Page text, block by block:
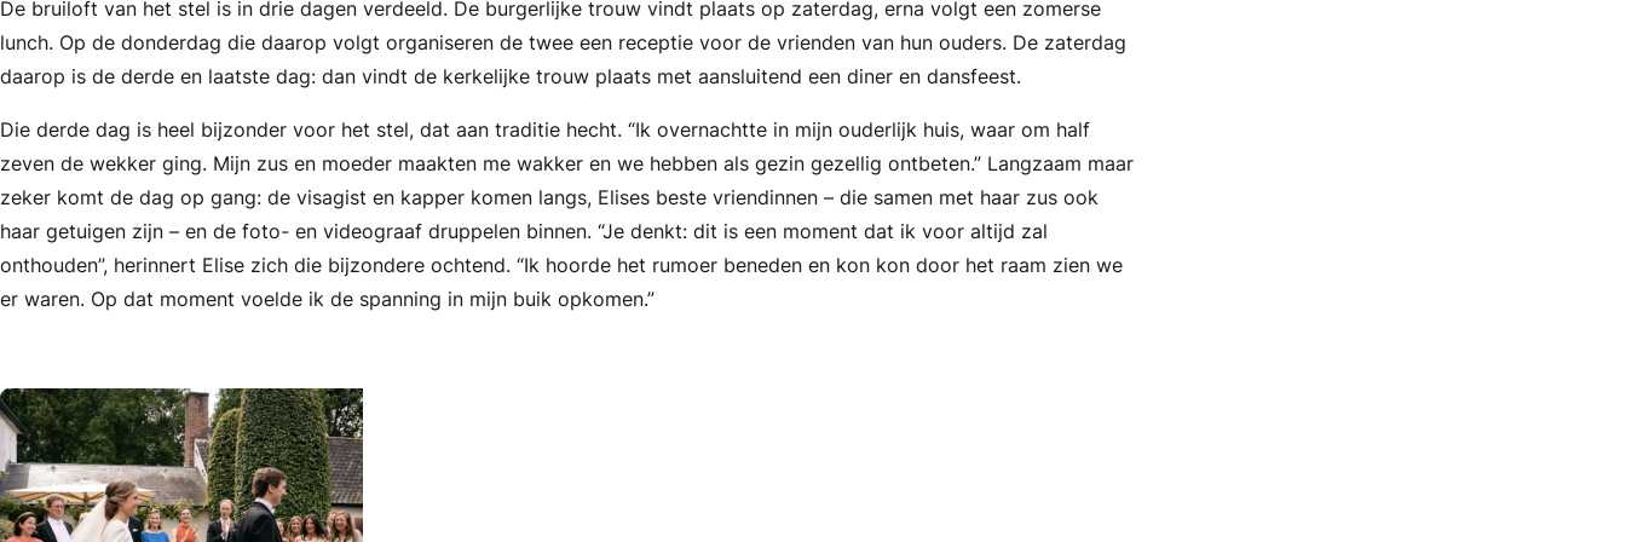
De bruiloft van het stel is in drie dagen verdeeld. De burgerlijke trouw vindt plaats op zaterdag, erna volgt een zomerse
lunch. Op de donderdag die daarop volgt organiseren de twee een receptie voor de vrienden van hun ouders. De zaterdag
daarop is de derde en laatste dag: dan vindt de kerkelijke trouw plaats met aansluitend een diner en dansfeest.
Die derde dag is heel bijzonder voor het stel, dat aan traditie hecht. “Ik overnachtte in mijn ouderlijk huis, waar om half
zeven de wekker ging. Mijn zus en moeder maakten me wakker en we hebben als gezin gezellig ontbeten.” Langzaam maar
zeker komt de dag op gang: de visagist en kapper komen langs, Elises beste vriendinnen – die samen met haar zus ook
haar getuigen zijn – en de foto- en videograaf druppelen binnen. “Je denkt: dit is een moment dat ik voor altijd zal
onthouden”, herinnert Elise zich die bijzondere ochtend. “Ik hoorde het rumoer beneden en kon kon door het raam zien we
er waren. Op dat moment voelde ik de spanning in mijn buik opkomen.”